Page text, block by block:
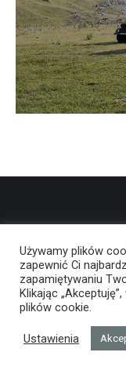
Używamy plików
zapewnić Ci
zapamiętywaniu
Klikając
plików cookie.
Ustawienia